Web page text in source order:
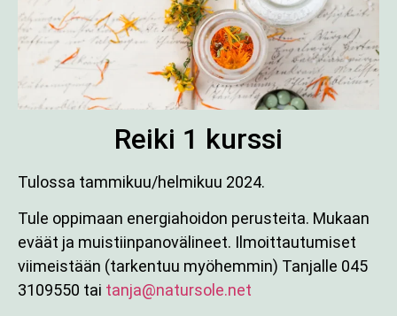
Reiki 1 kurssi
Tulossa tammikuu/helmikuu 2024.
Tule oppimaan energiahoidon perusteita. Mukaan
eväät ja muistiinpanovälineet. Ilmoittautumiset
viimeistään (tarkentuu myöhemmin) Tanjalle 045
3109550 tai tanja@natursole.net